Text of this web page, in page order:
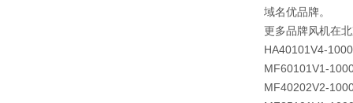
域名优品牌。
更多品牌风机在
HA40101V4-
MF60101V1-
MF40202V2-